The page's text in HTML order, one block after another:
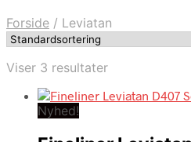
Forside / Leviatan
Viser 3 resultater
Nyhed!